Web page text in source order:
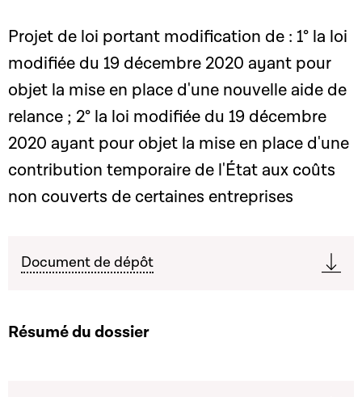
Projet de loi portant modification de : 1° la loi
modifiée du 19 décembre 2020 ayant pour
objet la mise en place d'une nouvelle aide de
relance ; 2° la loi modifiée du 19 décembre
2020 ayant pour objet la mise en place d'une
contribution temporaire de l'État aux coûts
non couverts de certaines entreprises
Document de dépôt
Résumé du dossier